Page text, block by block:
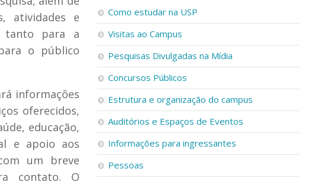
atividades e
tanto para a
o público
informações
oferecidos,
educação,
e apoio aos
um breve
contato. O
Como estudar na USP
Visitas ao Campus
Pesquisas Divulgadas na Mídia
Concursos Públicos
Estrutura e organização do campus
Auditórios e Espaços de Eventos
Informações para ingressantes
Pessoas